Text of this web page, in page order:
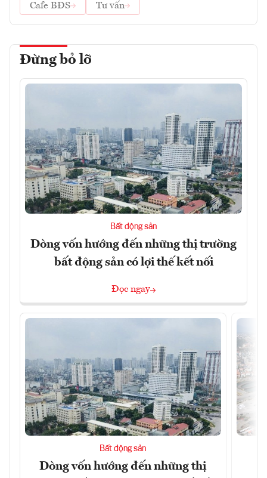
Cafe BĐS
Tư vấn
Đừng bỏ lỡ
Bất động sản
Dòng vốn hướng đến những thị trường
bất động sản có lợi thế kết nối
Đọc ngay
Bất động sản
Dòng vốn hướng đến những thị